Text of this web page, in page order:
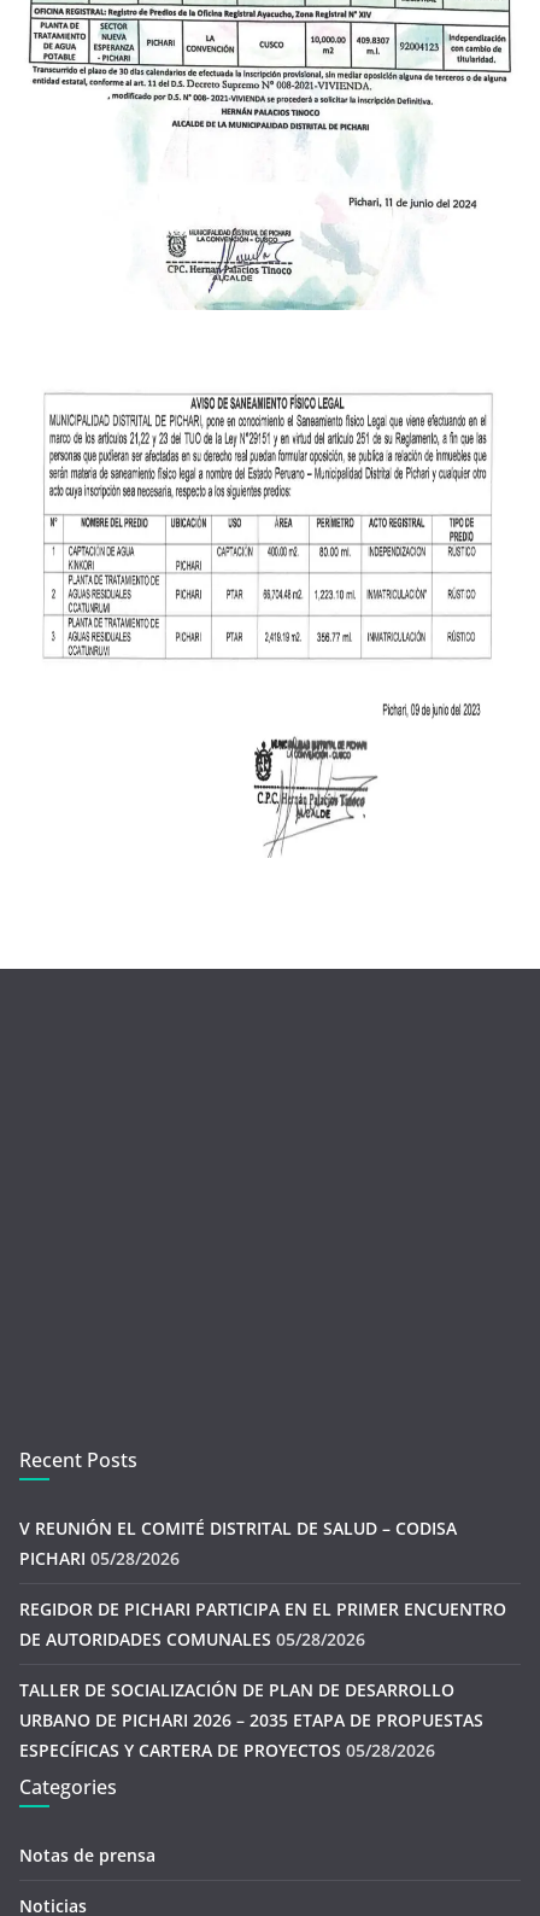
Recent Posts
V REUNIÓN EL COMITÉ DISTRITAL DE SALUD – CODISA
PICHARI 05/28/2026
REGIDOR DE PICHARI PARTICIPA EN EL PRIMER ENCUENTRO
DE AUTORIDADES COMUNALES 05/28/2026
TALLER DE SOCIALIZACIÓN DE PLAN DE DESARROLLO
URBANO DE PICHARI 2026 – 2035 ETAPA DE PROPUESTAS
ESPECÍFICAS Y CARTERA DE PROYECTOS 05/28/2026
Categories
Notas de prensa
Noticias